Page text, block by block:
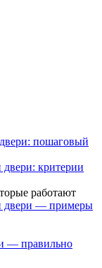
пошаговый
двери: критерии
работают
двери — примеры
— правильно